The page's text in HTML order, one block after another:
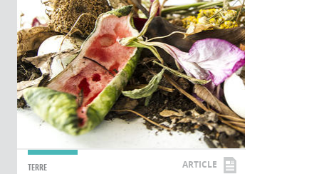
TERRE ARTICLE